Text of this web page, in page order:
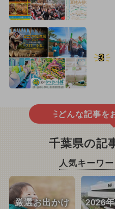
3
どんな記事を
千葉県の記
人気キーワ
厳選お出かけ
2026